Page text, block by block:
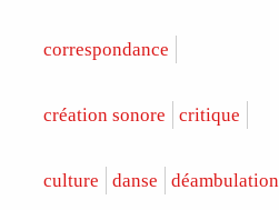
correspondance
création sonore critique
culture danse déambulation